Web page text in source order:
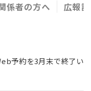
係者の方へ 広報誌
予約を3月末で終了い